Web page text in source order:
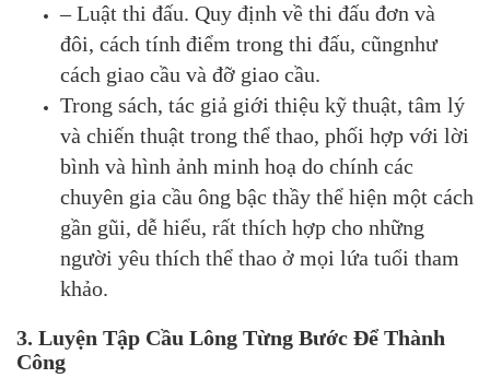
– Luật thi đấu. Quy định về thi đấu đơn và
đôi, cách tính điểm trong thi đấu, cũngnhư
cách giao cầu và đỡ giao cầu.
Trong sách, tác giả giới thiệu kỹ thuật, tâm lý
và chiến thuật trong thể thao, phối hợp với lời
bình và hình ảnh minh hoạ do chính các
chuyên gia cầu ông bậc thầy thể hiện một cách
gần gũi, dễ hiểu, rất thích hợp cho những
người yêu thích thể thao ở mọi lứa tuổi tham
khảo.
3. Luyện Tập Cầu Lông Từng Bước Để Thành
Công